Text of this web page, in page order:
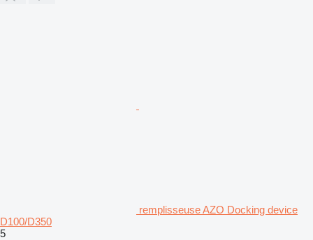
remplisseuse AZO Docking device
D100/D350
5